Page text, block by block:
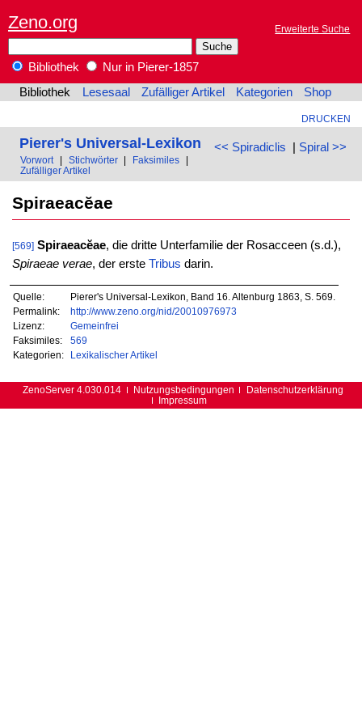
Zeno.org Erweiterte Suche
Bibliothek
Nur in Pierer-1857
Bibliothek
Lesesaal Zufälliger Artikel Kategorien Shop
DRUCKEN
<< Spiradiclis | Spiral >>
Pierer's Universal-Lexikon
Vorwort Stichwörter Faksimiles
Zufälliger Artikel
Spiraeacĕae
[569] Spiraeacĕae, die dritte Unterfamilie der Rosacceen (s.d.),
Spiraeae verae, der erste Tribus darin.
Quelle:
Pierer's Universal-Lexikon, Band 16. Altenburg 1863, S. 569.
Permalink:
http://www.zeno.org/nid/20010976973
Lizenz:
Gemeinfrei
Faksimiles:
569
Kategorien:
Lexikalischer Artikel
ZenoServer 4.030.014 Nutzungsbedingungen
Datenschutzerklärung
Impressum